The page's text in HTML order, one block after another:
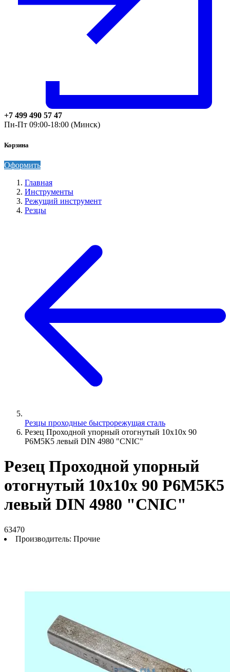
+7 499 490 57 47
Пн-Пт 09:00-18:00 (Минск)
Корзина
Оформить
Главная
Инструменты
Режущий инструмент
Резцы
Резцы проходные быстрорежущая сталь
Резец Проходной упорный отогнутый 10х10х 90
Р6М5К5 левый DIN 4980 "CNIC"
Резец Проходной упорный
отогнутый 10х10х 90 Р6М5К5
левый DIN 4980 "CNIC"
63470
Производитель: Прочие